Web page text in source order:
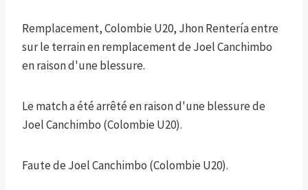
Remplacement, Colombie U20, Jhon Rentería entre
sur le terrain en remplacement de Joel Canchimbo
en raison d'une blessure.
Le match a été arrêté en raison d'une blessure de
Joel Canchimbo (Colombie U20).
Faute de Joel Canchimbo (Colombie U20).